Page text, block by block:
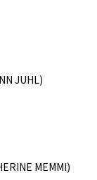
JUHL)
MEMMI)